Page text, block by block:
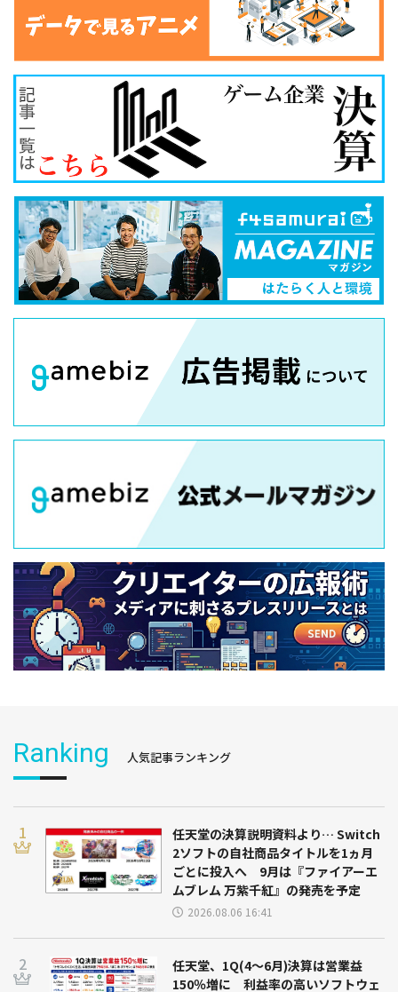
Ranking 人気記事ランキング
任天堂の決算説明資料より… Switch
2ソフトの自社商品タイトルを1ヵ月
ごとに投入へ 9月は『ファイアーエ
ムブレム 万紫千紅』の発売を予定
2026.08.06 16:41
任天堂、1Q(4～6月)決算は営業益
150％増に 利益率の高いソフトウェ